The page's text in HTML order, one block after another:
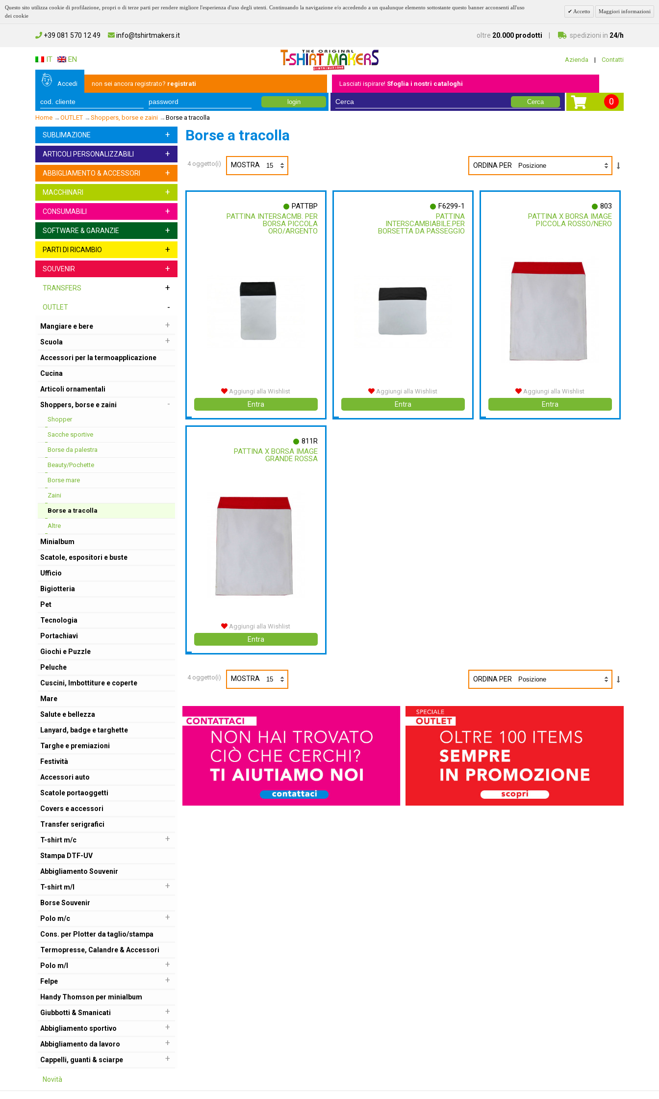
Questo sito utilizza cookie di profilazione, propri o di terze parti per rendere migliore l'esperienza d'uso degli utenti. Continuando la navigazione e/o accedendo a un qualunque elemento sottostante questo banner acconsenti all'uso
dei cookie
Accetto Maggiori informazioni
+39 081 570 12 49 info@tshirtmakers.it oltre 20.000 prodotti spedizioni in 24/h
IT EN Azienda | Contatti
Accedi non sei ancora registrato? registrati Lasciati ispirare! Sfoglia i nostri cataloghi
login Cerca 0
Home → OUTLET → Shoppers, borse e zaini → Borse a tracolla
SUBLIMAZIONE +
ARTICOLI PERSONALIZZABILI +
ABBIGLIAMENTO & ACCESSORI +
MACCHINARI +
CONSUMABILI +
SOFTWARE & GARANZIE +
PARTI DI RICAMBIO +
SOUVENIR +
TRANSFERS +
OUTLET -
Mangiare e bere +
Scuola +
Accessori per la termoapplicazione
Cucina
Articoli ornamentali
Shoppers, borse e zaini
-
Shopper
Sacche sportive
Borse da palestra
Beauty/Pochette
Borse mare
Zaini
Borse a tracolla
Altre
Minialbum
Scatole, espositori e buste
Ufficio
Bigiotteria
Pet
Tecnologia
Portachiavi
Giochi e Puzzle
Peluche
Cuscini, Imbottiture e coperte
Mare
Salute e bellezza
Lanyard, badge e targhette
Targhe e premiazioni
Festività
Accessori auto
Scatole portaoggetti
Covers e accessori
Transfer serigrafici
T-shirt m/c
+
Stampa DTF-UV
Abbigliamento Souvenir
T-shirt m/l
+
Borse Souvenir
Polo m/c
+
Cons. per Plotter da taglio/stampa
Termopresse, Calandre & Accessori
Polo m/l
+
Felpe +
Handy Thomson per minialbum
Giubbotti & Smanicati
+
Abbigliamento sportivo +
Abbigliamento da lavoro +
Cappelli, guanti & sciarpe +
Novità
Borse a tracolla
4 oggetto(i) MOSTRA ORDINA PER
PATTBP
PATTINA INTERSACMB. PER
BORSA PICCOLA
ORO/ARGENTO
Aggiungi alla Wishlist
Entra
F6299-1
PATTINA
INTERSCAMBIABILE.PER
BORSETTA DA PASSEGGIO
Aggiungi alla Wishlist
Entra
803
PATTINA X BORSA IMAGE
PICCOLA ROSSO/NERO
Aggiungi alla Wishlist
Entra
811R
PATTINA X BORSA IMAGE
GRANDE ROSSA
Aggiungi alla Wishlist
Entra
4 oggetto(i) MOSTRA ORDINA PER